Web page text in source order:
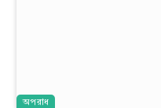
অপরাধ